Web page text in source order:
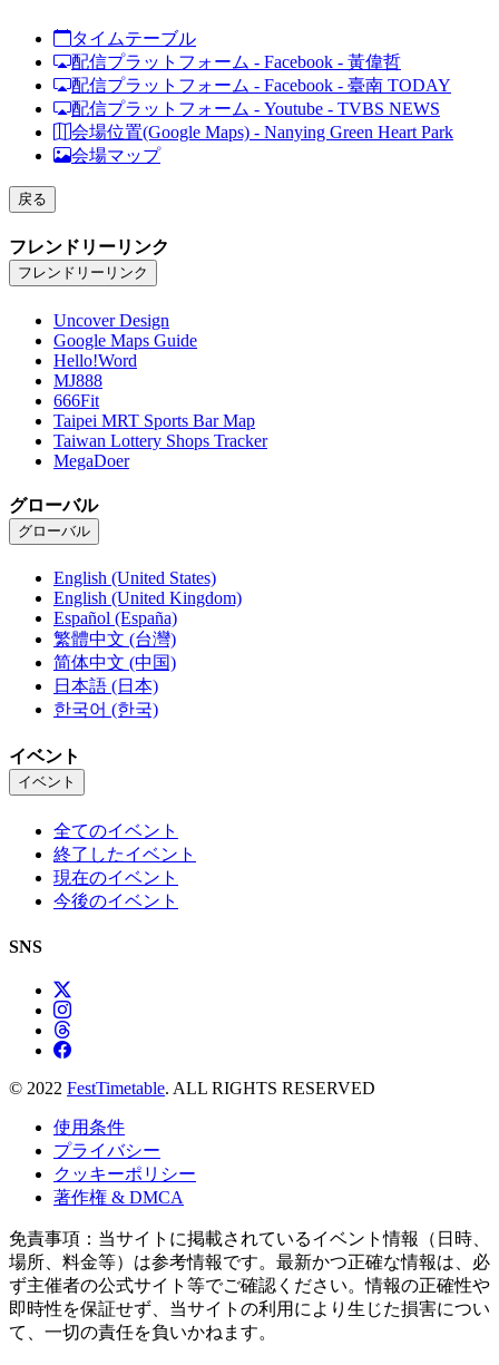
タイムテーブル
配信プラットフォーム - Facebook - 黃偉哲
配信プラットフォーム - Facebook - 臺南 TODAY
配信プラットフォーム - Youtube - TVBS NEWS
会場位置(Google Maps) - Nanying Green Heart Park
会場マップ
戻る
フレンドリーリンク
フレンドリーリンク
Uncover Design
Google Maps Guide
Hello!Word
MJ888
666Fit
Taipei MRT Sports Bar Map
Taiwan Lottery Shops Tracker
MegaDoer
グローバル
グローバル
English (United States)
English (United Kingdom)
Español (España)
繁體中文 (台灣)
简体中文 (中国)
日本語 (日本)
한국어 (한국)
イベント
イベント
全てのイベント
終了したイベント
現在のイベント
今後のイベント
SNS
© 2022 FestTimetable. ALL RIGHTS RESERVED
使用条件
プライバシー
クッキーポリシー
著作権 & DMCA
免責事項：当サイトに掲載されているイベント情報（日時、
場所、料金等）は参考情報です。最新かつ正確な情報は、必
ず主催者の公式サイト等でご確認ください。情報の正確性や
即時性を保証せず、当サイトの利用により生じた損害につい
て、一切の責任を負いかねます。